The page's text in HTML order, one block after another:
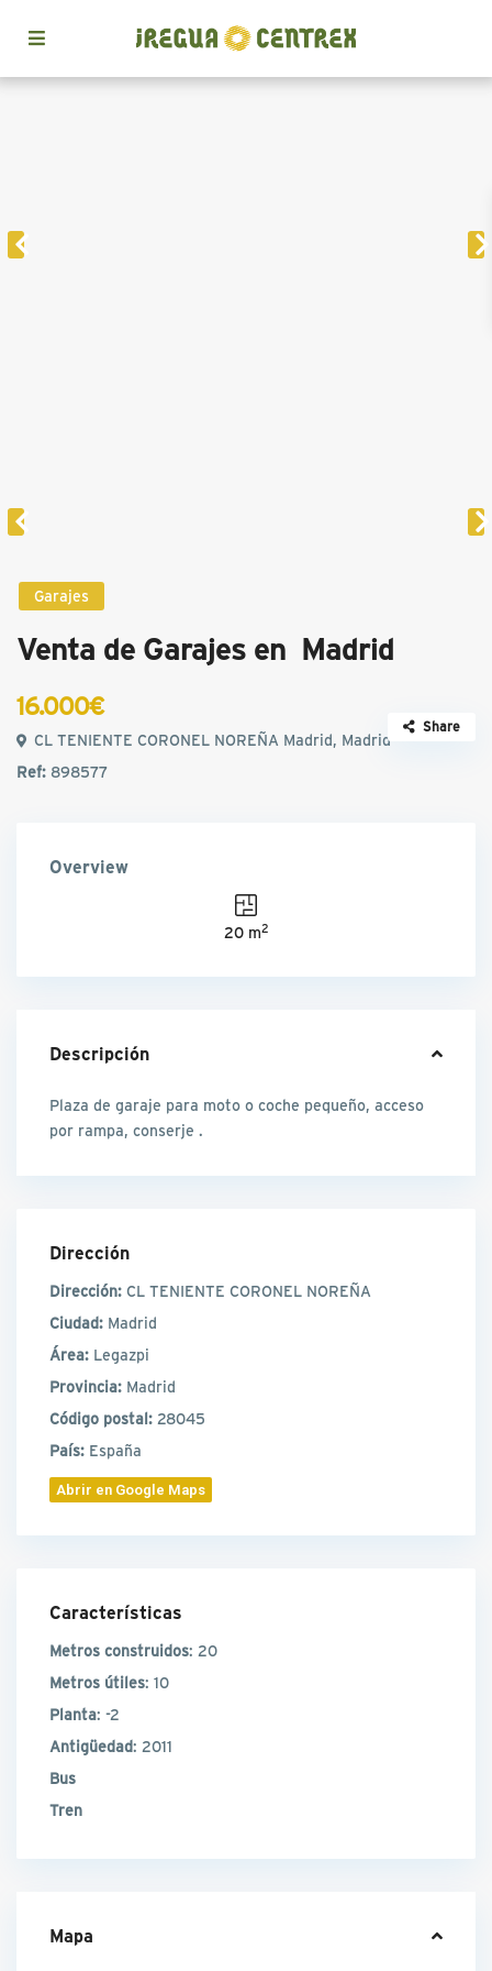
Garajes
Venta de Garajes en Madrid
16.000€
CL TENIENTE CORONEL NOREÑA Madrid, Madrid
Ref: 898577
Share
Overview
20 m2
Descripción
Plaza de garaje para moto o coche pequeño, acceso
por rampa, conserje .
Dirección
Dirección: CL TENIENTE CORONEL NOREÑA
Ciudad: Madrid
Área: Legazpi
Provincia: Madrid
Código postal: 28045
País: España
Abrir en Google Maps
Características
Metros construidos: 20
Metros útiles: 10
Planta: -2
Antigüedad: 2011
Bus
Tren
Mapa